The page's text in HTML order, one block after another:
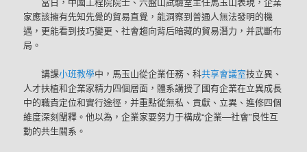
家應該擁有先知先覺的貿易直覺，能洞察到普通人無法發明的機
遇，更能看到技巧變更、社會趨向背后暗藏的貿易潛力，并武斷布
局。
講課小班教學中，馬玉山從企業任務、科共享會議室技立異、
人才扶植和企業家精力四個層面，體系講授了國有企業在立異成長
中的職責定位和實行途徑，并重點從無私、貢獻、立異、進修四個
維度深刻闡釋。他以為，企業家要努力于構成“企業—社會”良性互
動的共生關系。